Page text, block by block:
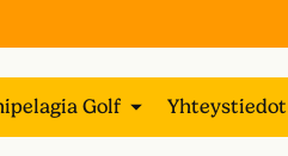
Golf Yhteystiedot